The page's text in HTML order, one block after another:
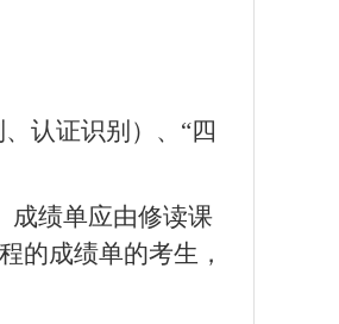
认证识别）、“四
成绩单应由修读课
的成绩单的考生，